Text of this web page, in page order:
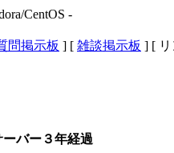
CentOS -
問掲示板 ] [ 雑談掲示板 ] [
ーバー３年経過